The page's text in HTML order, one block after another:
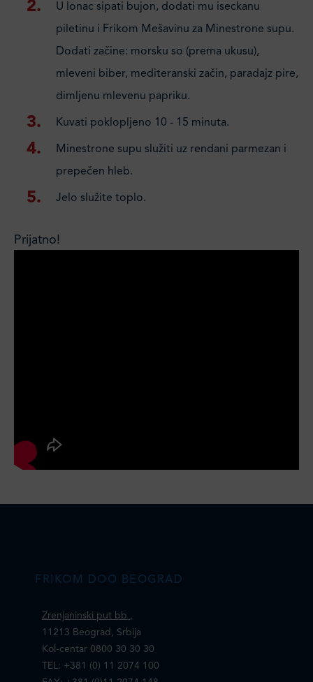
U lonac sipati bujon, dodati mu iseckanu
piletinu i Frikom Mešavinu za Minestrone supu.
Dodati začine: morsku so (prema ukusu),
mleveni biber, mediteranski začin, paradajz pire,
dimljenu mlevenu papriku.
Kuvati poklopljeno 10 - 15 minuta.
Minestrone supu služiti uz rendani parmezan i
prepečen hleb.
Jelo služite toplo.
Prijatno!
FRIKOM DOO BEOGRAD
Zrenjaninski put bb ,
11213 Beograd, Srbija
Kol-centar 0800 30 30 30
TEL: +381 (0) 11 2074 100